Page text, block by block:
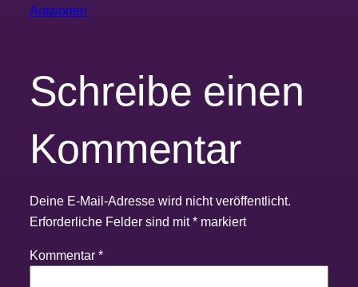
Antworten
Schreibe einen
Kommentar
Deine E-Mail-Adresse wird nicht veröffentlicht.
Erforderliche Felder sind mit*markiert
Kommentar *